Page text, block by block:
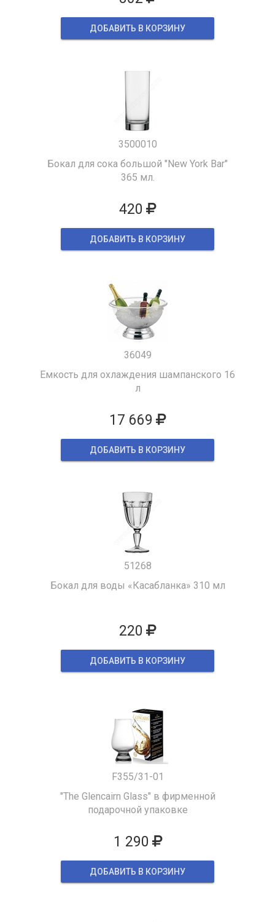
ДОБАВИТЬ В КОРЗИНУ
3500010
Бокал для сока большой "New York Bar"
365 мл.
420
ДОБАВИТЬ В КОРЗИНУ
36049
Емкость для охлаждения шампанского 16
л
17 669
ДОБАВИТЬ В КОРЗИНУ
51268
Бокал для воды «Касабланка» 310 мл
220
ДОБАВИТЬ В КОРЗИНУ
F355/31-01
"The Glencairn Glass" в фирменной
подарочной упаковке
1 290
ДОБАВИТЬ В КОРЗИНУ